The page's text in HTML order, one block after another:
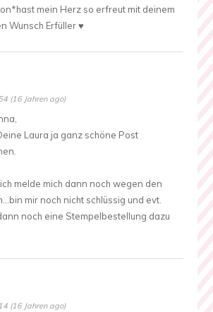
mein Herz so erfreut mit deinem
Wunsch Erfüller ♥
(16 Jahren ago)
Laura ja ganz schöne Post
melde mich dann noch wegen den
mir noch nicht schlüssig und evt.
noch eine Stempelbestellung dazu
(16 Jahren ago)